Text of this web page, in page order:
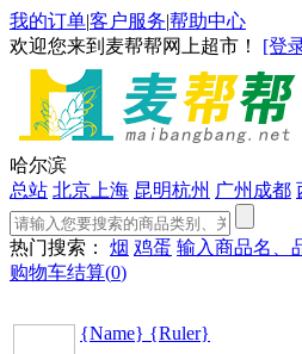
我的订单|客户服务|帮助中心
欢迎您来到麦帮帮网上超市！ [登
哈尔滨
总站 北京 上海 昆明杭州 广州 成都
热门搜索： 烟 鸡蛋 输入商品名、
购物车结算(0)
{Name} {Ruler}